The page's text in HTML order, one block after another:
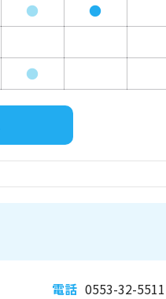
● ●
●
電話 0553-32-5511